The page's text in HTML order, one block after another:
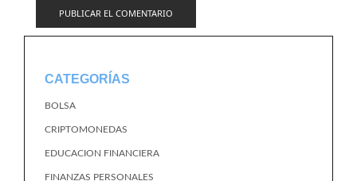
CATEGORÍAS
BOLSA
CRIPTOMONEDAS
EDUCACION FINANCIERA
FINANZAS PERSONALES